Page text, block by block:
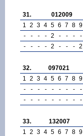
31. 012009
1 2 3 4 5 6 7 8 9
-
- - - 2 - - - -
-
- - - 2 - - - 2
32. 097021
1 2 3 4 5 6 7 8 9
-
- - - - - - - -
-
- - - - - - - -
33. 132007
1 2 3 4 5 6 7 8 9